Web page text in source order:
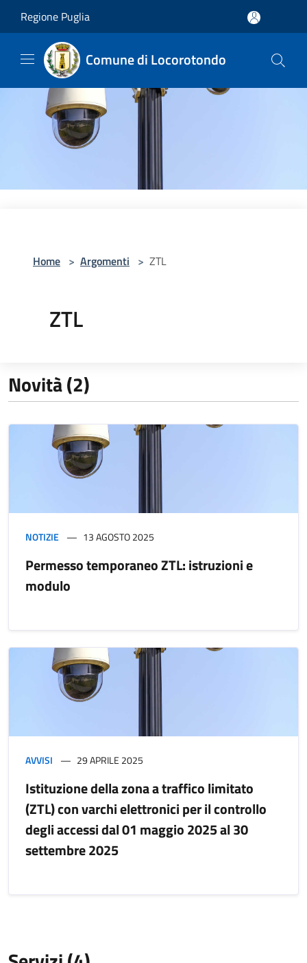
Regione Puglia
Comune di Locorotondo
Home > Argomenti > ZTL
ZTL
Novità (2)
NOTIZIE 13 AGOSTO 2025
Permesso temporaneo ZTL: istruzioni e
modulo
AVVISI 29 APRILE 2025
Istituzione della zona a traffico limitato
(ZTL) con varchi elettronici per il controllo
degli accessi dal 01 maggio 2025 al 30
settembre 2025